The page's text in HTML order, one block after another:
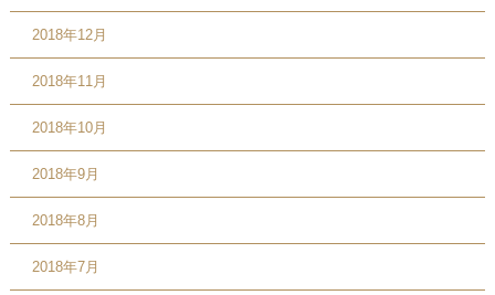
2018年12月
2018年11月
2018年10月
2018年9月
2018年8月
2018年7月